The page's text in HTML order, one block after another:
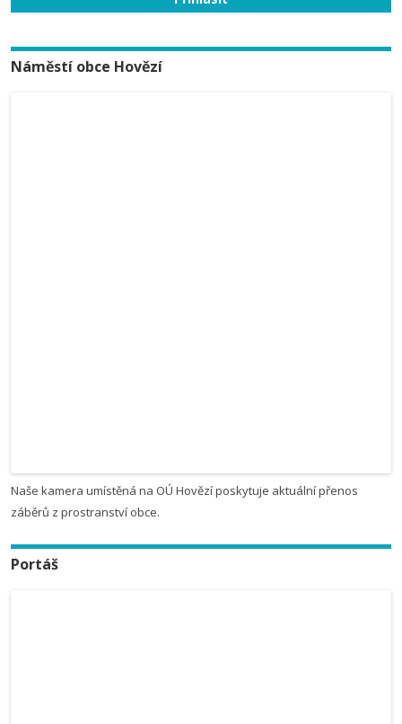
Náměstí obce Hovězí
Naše kamera umístěná na OÚ Hovězí poskytuje aktuální přenos
záběrů z prostranství obce.
Portáš